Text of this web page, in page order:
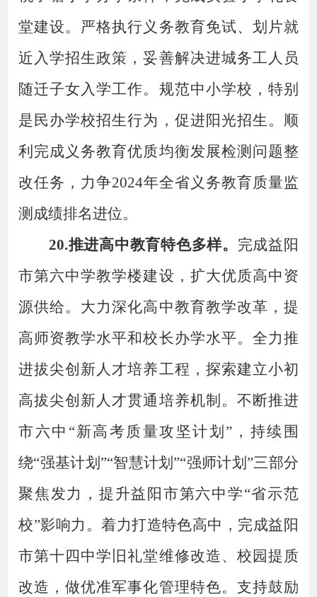
堂建设。严格执行义务教育免试、划片就
近入学招生政策，妥善解决进城务工人员
随迁子女入学工作。规范中小学校，特别
是民办学校招生行为，促进阳光招生。顺
利完成义务教育优质均衡发展检测问题整
改任务，力争2024年全省义务教育质量监
测成绩排名进位。
20.推进高中教育特色多样。 完成益阳
市第六中学教学楼建设，扩大优质高中资
源供给。大力深化高中教育教学改革，提
高师资教学水平和校长办学水平。全力推
进拔尖创新人才培养工程，探索建立小初
高拔尖创新人才贯通培养机制。不断推进
市六中 “新高考质量攻坚计划”，持续围
绕“强基计划”“智慧计划”“强师计划”三部分
聚焦发力，提升益阳市第六中学“省示范
校”影响力。着力打造特色高中，完成益阳
市第十四中学旧礼堂维修改造、校园提质
改造，做优准军事化管理特色。支持鼓励